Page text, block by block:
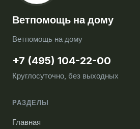
Ветпомощь на дому
Ветпомощь на дому
+7 (495) 104-22-00
Круглосуточно, без выходных
РАЗДЕЛЫ
Главная